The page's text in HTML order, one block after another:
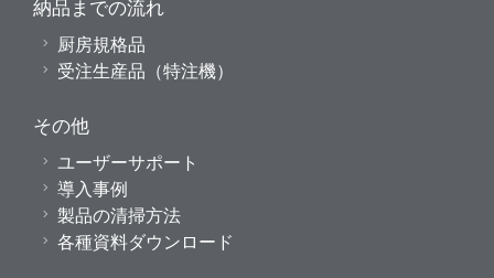
納品までの流れ
厨房規格品
受注生産品（特注機）
その他
ユーザーサポート
導入事例
製品の清掃方法
各種資料ダウンロード